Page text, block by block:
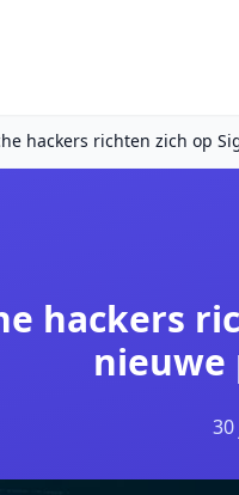
hackers richten zich op
hackers
nieuwe